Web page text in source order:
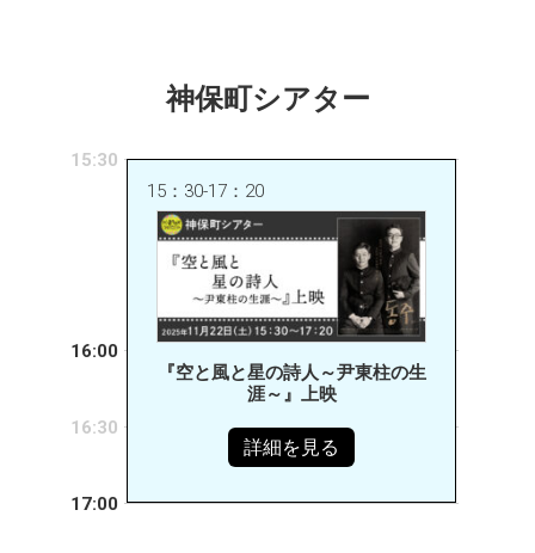
神保町シアター
15:30
15：30-17：20
『空と風と星の詩人～尹東柱の生
涯～』上映
詳細を見る
16:00
16:30
17:00